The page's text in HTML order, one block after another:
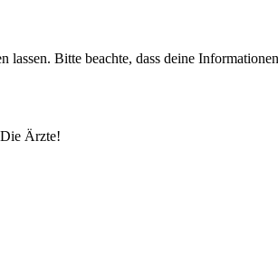
Bitte beachte, dass deine
Ärzte!